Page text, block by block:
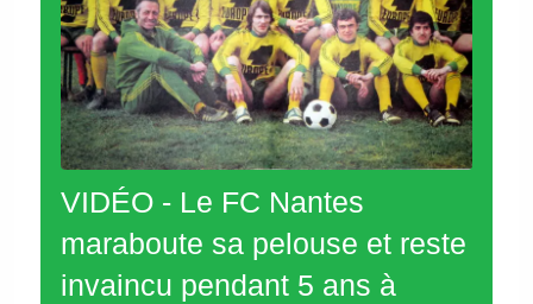
VIDÉO - Le FC Nantes
maraboute sa pelouse et reste
invaincu pendant 5 ans à